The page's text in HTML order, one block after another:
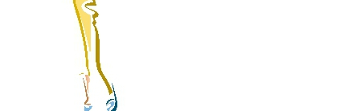
Kærlighed, bryllup
Kommunikation, nyhedsformidling
Køretøjer
Landbrug